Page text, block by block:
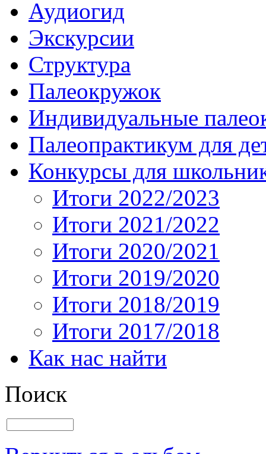
Аудиогид
Экскурсии
Структура
Палеокружок
Индивидуальные
Палеопрактикум для
Конкурсы для
Итоги 2022/2023
Итоги 2021/2022
Итоги 2020/2021
Итоги 2019/2020
Итоги 2018/2019
Итоги 2017/2018
Как нас найти
Поиск